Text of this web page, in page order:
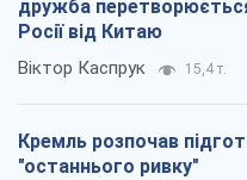
дружба
Росії від Китаю
Віктор Каспрук 15,4 т.
Кремль розпочав
"останнього ривку"